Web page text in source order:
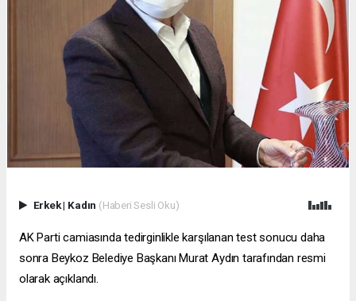
Erkek| Kadın (Haberi Sesli Oku)
AK Parti camiasında tedirginlikle karşılanan test sonucu daha
sonra Beykoz Belediye Başkanı Murat Aydın tarafından resmi
olarak açıklandı.